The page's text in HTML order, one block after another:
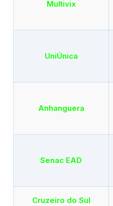
Multivix
UniÚnica
Anhanguera
Senac EAD
Cruzeiro do Sul